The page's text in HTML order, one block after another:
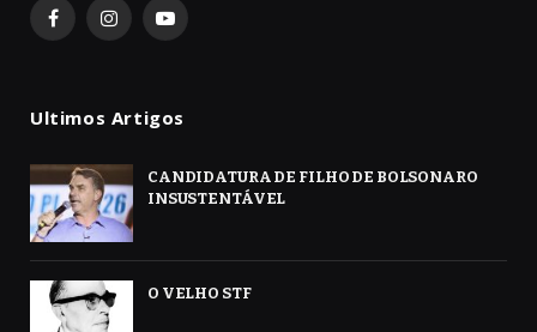
FacebookInstagramYouTube
Ultimos Artigos
CANDIDATURA DE FILHO DE BOLSONARO
INSUSTENTÁVEL
O VELHO STF